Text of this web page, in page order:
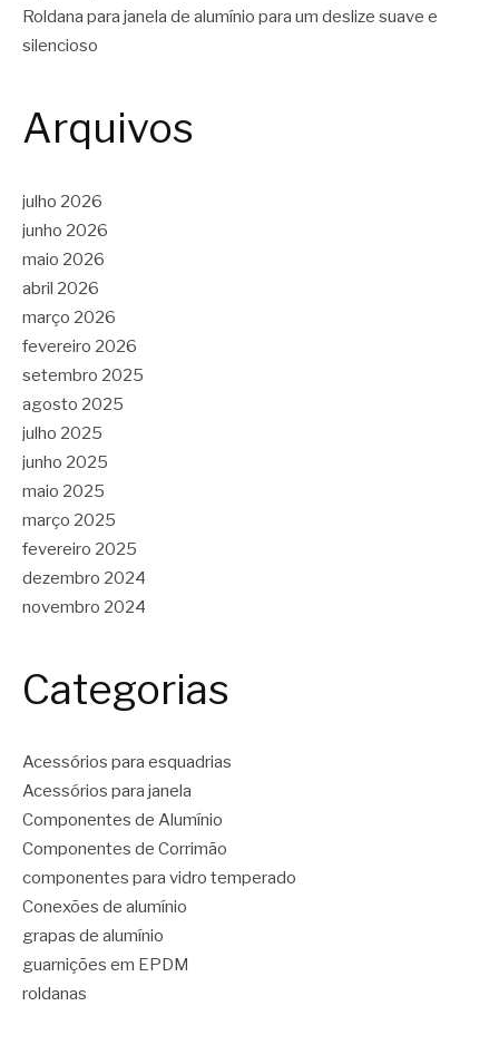
Roldana para janela de alumínio para um deslize suave e
silencioso
Arquivos
julho 2026
junho 2026
maio 2026
abril 2026
março 2026
fevereiro 2026
setembro 2025
agosto 2025
julho 2025
junho 2025
maio 2025
março 2025
fevereiro 2025
dezembro 2024
novembro 2024
Categorias
Acessórios para esquadrias
Acessórios para janela
Componentes de Alumínio
Componentes de Corrimão
componentes para vidro temperado
Conexões de alumínio
grapas de alumínio
guarnições em EPDM
roldanas